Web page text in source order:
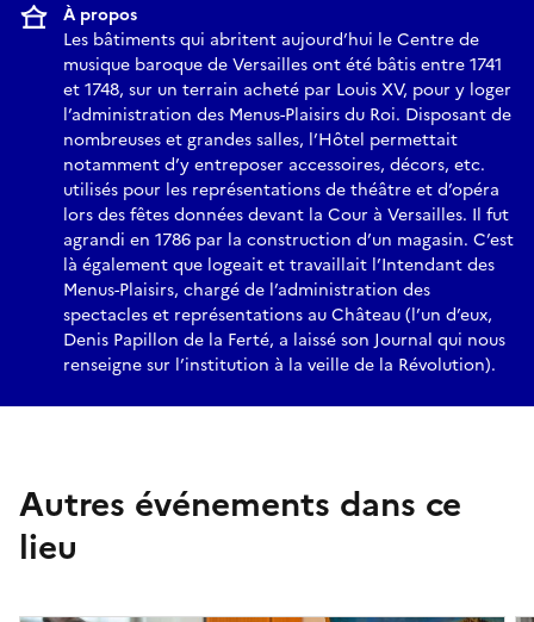
À propos
Les bâtiments qui abritent aujourd’hui le Centre de
musique baroque de Versailles ont été bâtis entre 1741
et 1748, sur un terrain acheté par Louis XV, pour y loger
l’administration des Menus-Plaisirs du Roi. Disposant de
nombreuses et grandes salles, l’Hôtel permettait
notamment d’y entreposer accessoires, décors, etc.
utilisés pour les représentations de théâtre et d’opéra
lors des fêtes données devant la Cour à Versailles. Il fut
agrandi en 1786 par la construction d’un magasin. C’est
là également que logeait et travaillait l’Intendant des
Menus-Plaisirs, chargé de l’administration des
spectacles et représentations au Château (l’un d’eux,
Denis Papillon de la Ferté, a laissé son Journal qui nous
renseigne sur l’institution à la veille de la Révolution).
Autres événements dans ce
lieu